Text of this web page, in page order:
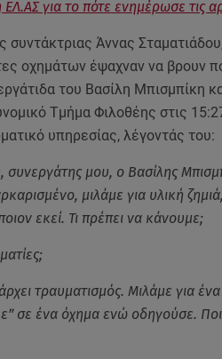
για το πότε ενημέρωσε τις
Άννας
οχημάτων έψαχναν να βρουν
του Βασίλη Μπισμπίκη
Τμήμα Φιλοθέης στις
υπηρεσίας, λέγοντάς του:
συνεργάτης μου, ο Βασίλης
μιλάμε για υλική
εκεί. Τι πρέπει να κάνουμε;
τραυματισμός. Μιλάμε για
σε ένα όχημα ενώ οδηγούσε.